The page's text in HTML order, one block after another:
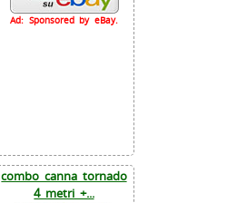
Ad: Sponsored by eBay.
combo canna tornado
4 metri +...